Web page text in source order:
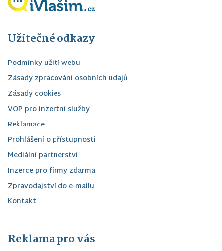
Užitečné odkazy
Podmínky užití webu
Zásady zpracování osobních údajů
Zásady cookies
VOP pro inzertní služby
Reklamace
Prohlášení o přístupnosti
Mediální partnerství
Inzerce pro firmy zdarma
Zpravodajství do e-mailu
Kontakt
Reklama pro vás